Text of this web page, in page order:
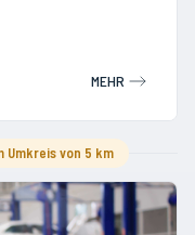
MEHR
von 5 km